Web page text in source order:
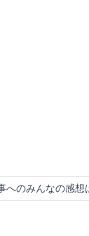
へのみんなの感想